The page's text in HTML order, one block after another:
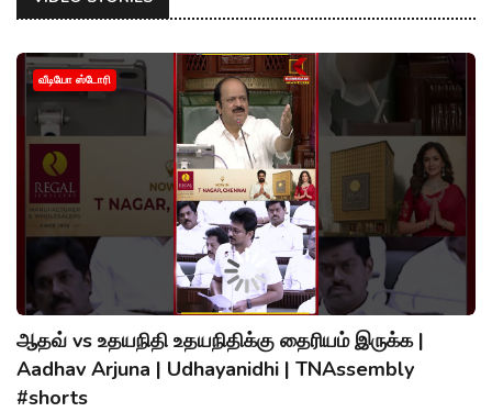
வீடியோ ஸ்டோரி
ஆதவ் vs உதயநிதி உதயநிதிக்கு தைரியம் இருக்க |
Aadhav Arjuna | Udhayanidhi | TNAssembly
#shorts